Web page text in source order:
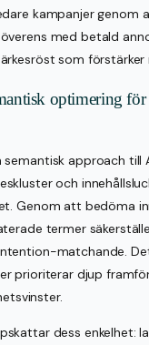
kampanjer genom
med betald
som förstärker
optimering
semantisk approach till
och
Genom att bedöma
termer
matchande.
prioriterar djup
dess enkelhet: